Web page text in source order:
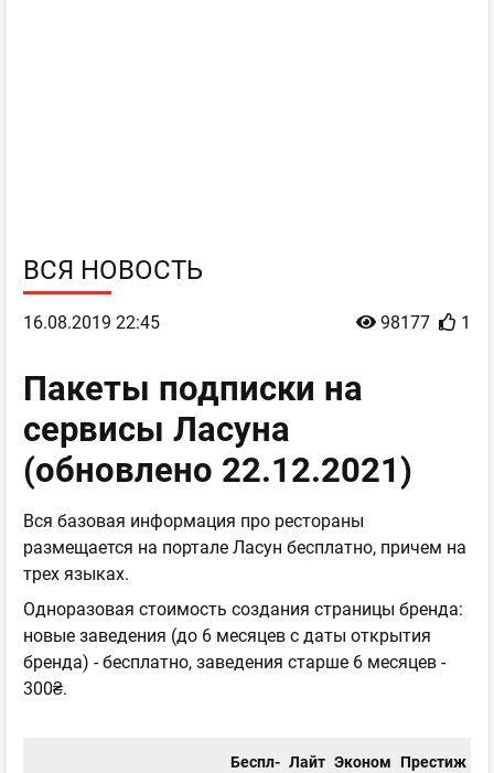
ВСЯ НОВОСТЬ
98177 1
16.08.2019 22:45
Пакеты подписки на
сервисы Ласуна
(обновлено 22.12.2021)
Вся базовая информация про рестораны
размещается на портале Ласун бесплатно, причем на
трех языках.
Одноразовая стоимость создания страницы бренда:
новые заведения (до 6 месяцев с даты открытия
бренда) - бесплатно, заведения старше 6 месяцев -
300₴.
Беспл- Лайт Эконом Престиж